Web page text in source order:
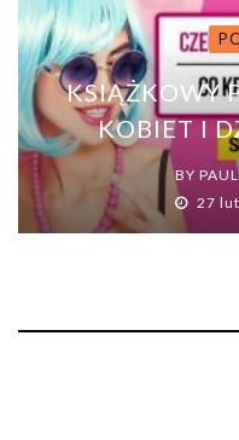
KSIĄŻKOWY
KOBIET I
BY
27